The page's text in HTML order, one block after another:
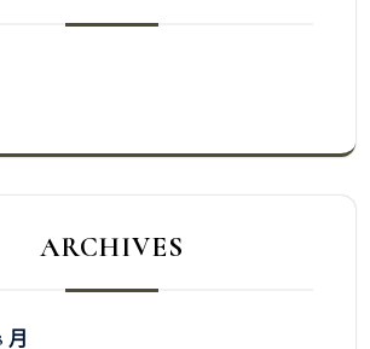
ARCHIVES
月